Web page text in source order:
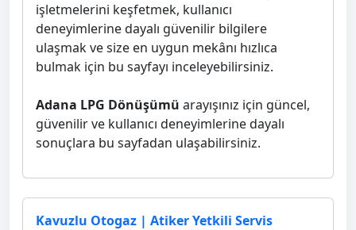
işletmelerini keşfetmek, kullanıcı
deneyimlerine dayalı güvenilir bilgilere
ulaşmak ve size en uygun mekânı hızlıca
bulmak için bu sayfayı inceleyebilirsiniz.
Adana LPG Dönüşümü arayışınız için güncel,
güvenilir ve kullanıcı deneyimlerine dayalı
sonuçlara bu sayfadan ulaşabilirsiniz.
Kavuzlu Otogaz | Atiker Yetkili Servis